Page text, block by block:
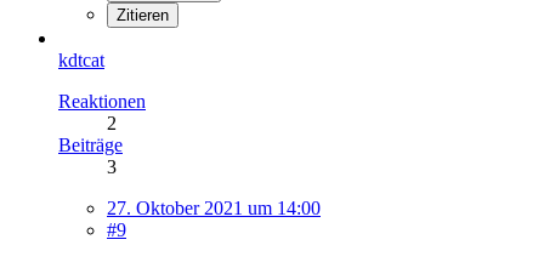
Zitieren
kdtcat
Reaktionen
2
Beiträge
3
27. Oktober 2021 um 14:00
#9